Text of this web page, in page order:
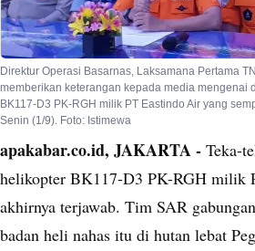
Direktur Operasi Basarnas, Laksamana Pertama
memberikan keterangan kepada media mengenai
BK117-D3 PK-RGH milik PT Eastindo Air yang
Senin (1/9). Foto: Istimewa
apakabar.co.id, JAKARTA - Teka-
helikopter BK117-D3 PK-RGH milik
akhirnya terjawab. Tim SAR
badan heli nahas itu di hutan lebat